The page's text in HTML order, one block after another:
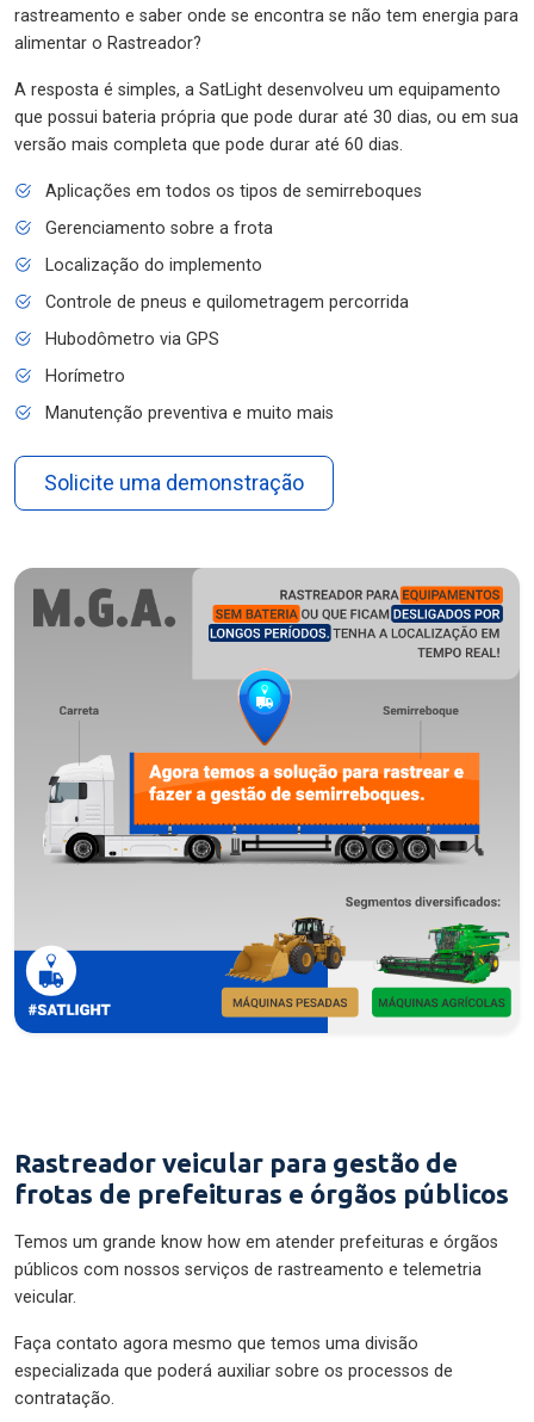
rastreamento e saber onde se encontra se não tem energia para
alimentar o Rastreador?
A resposta é simples, a SatLight desenvolveu um equipamento
que possui bateria própria que pode durar até 30 dias, ou em sua
versão mais completa que pode durar até 60 dias.
Aplicações em todos os tipos de semirreboques
Gerenciamento sobre a frota
Localização do implemento
Controle de pneus e quilometragem percorrida
Hubodômetro via GPS
Horímetro
Manutenção preventiva e muito mais
Solicite uma demonstração
Rastreador veicular para gestão de
frotas de prefeituras e órgãos públicos
Temos um grande know how em atender prefeituras e órgãos
públicos com nossos serviços de rastreamento e telemetria
veicular.
Faça contato agora mesmo que temos uma divisão
especializada que poderá auxiliar sobre os processos de
contratação.